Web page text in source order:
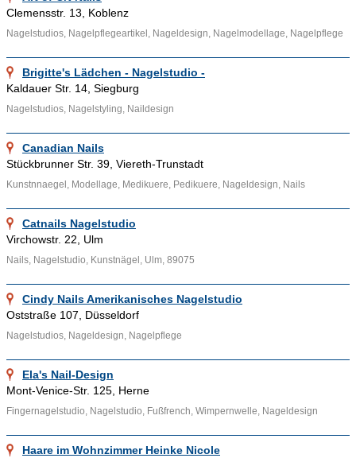
nicht so schnell abblättert, die Mitarbeiter pflegen aber auch
die Möglichkeit sich kleine Muster und Motive auf den
Fingernagel kleben zu lassen. Wer also eine Verschönerung
Ähnliche Themenbereiche wie
Fingernagelstudiound Informationen wieManiküre, Nagelfeile
Nagelschneiderkönnen über die bereitgestellten Links
aufgesucht werden.
Clemensstr. 13, Koblenz
Nagelstudios, Nagelpflegeartikel, Nageldesign, Nagelmodellage, Nagelpflege
Brigitte's Lädchen - Nagelstudio -
Kaldauer Str. 14, Siegburg
Nagelstudios, Nagelstyling, Naildesign
Canadian Nails
Stückbrunner Str. 39, Viereth-Trunstadt
Kunstnnaegel, Modellage, Medikuere, Pedikuere, Nageldesign, Nails
Catnails Nagelstudio
Virchowstr. 22, Ulm
Nails, Nagelstudio, Kunstnägel, Ulm, 89075
Cindy Nails Amerikanisches Nagelstudio
Oststraße 107, Düsseldorf
Nagelstudios, Nageldesign, Nagelpflege
Ela's Nail-Design
Mont-Venice-Str. 125, Herne
Fingernagelstudio, Nagelstudio, Fußfrench, Wimpernwelle, Nageldesign
Haare im Wohnzimmer Heinke Nicole